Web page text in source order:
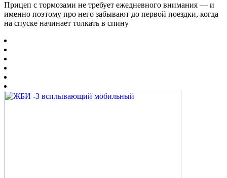
Прицеп с тормозами не требует ежедневного внимания — и
именно поэтому про него забывают до первой поездки, когда
на спуске начинает толкать в спину